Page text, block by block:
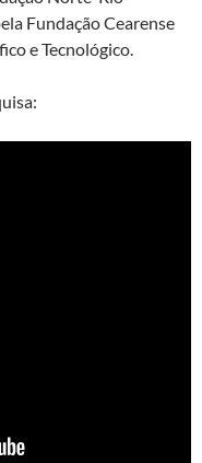
Fundação Cearense
e Tecnológico.